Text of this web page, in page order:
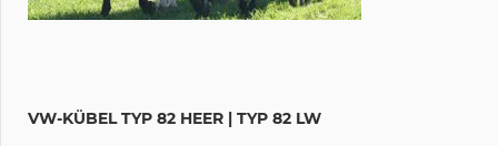
VW-KÜBEL TYP 82 HEER | TYP 82 LW